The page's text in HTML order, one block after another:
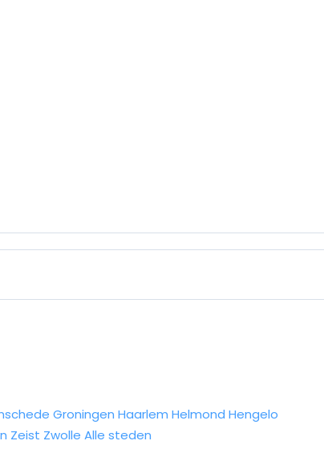
Groningen Haarlem Helmond Hengelo
Zeist Zwolle Alle steden